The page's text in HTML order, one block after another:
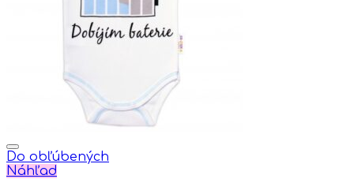
Do obľúbených
Náhľad